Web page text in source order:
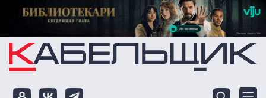
Перейти к основному содержанию